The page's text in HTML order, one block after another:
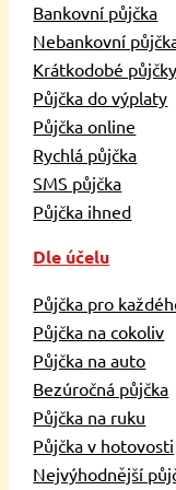
Bankovní půjčka
Nebankovní
Krátkodobé půjčky
Půjčka do výplaty
Půjčka online
Rychlá půjčka
SMS půjčka
Půjčka ihned
Dle účelu
Půjčka pro
Půjčka na cokoliv
Půjčka na auto
Bezúročná půjčka
Půjčka na ruku
Půjčka v hotovosti
Nejvýhodnější